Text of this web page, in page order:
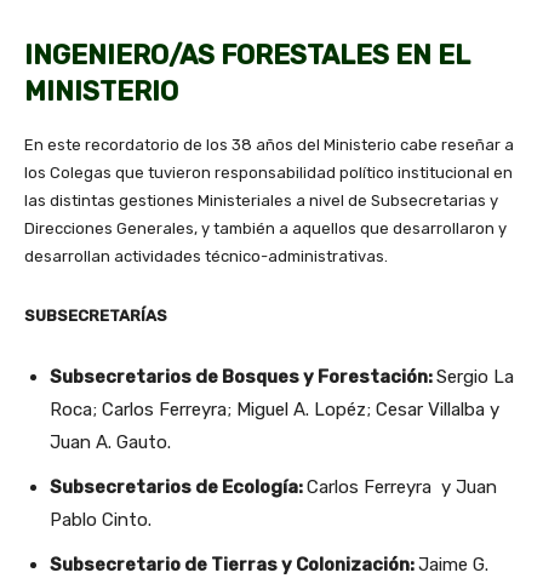
INGENIERO/AS FORESTALES EN EL
MINISTERIO
En este recordatorio de los 38 años del Ministerio cabe reseñar a
los Colegas que tuvieron responsabilidad político institucional en
las distintas gestiones Ministeriales a nivel de Subsecretarias y
Direcciones Generales, y también a aquellos que desarrollaron y
desarrollan actividades técnico-administrativas.
SUBSECRETARÍAS
Subsecretarios de Bosques y Forestación:Sergio La
Roca; Carlos Ferreyra; Miguel A. Lopéz; Cesar Villalba y
Juan A. Gauto.
Subsecretarios de Ecología:Carlos Ferreyra y Juan
Pablo Cinto.
Subsecretario de Tierras y Colonización:Jaime G.